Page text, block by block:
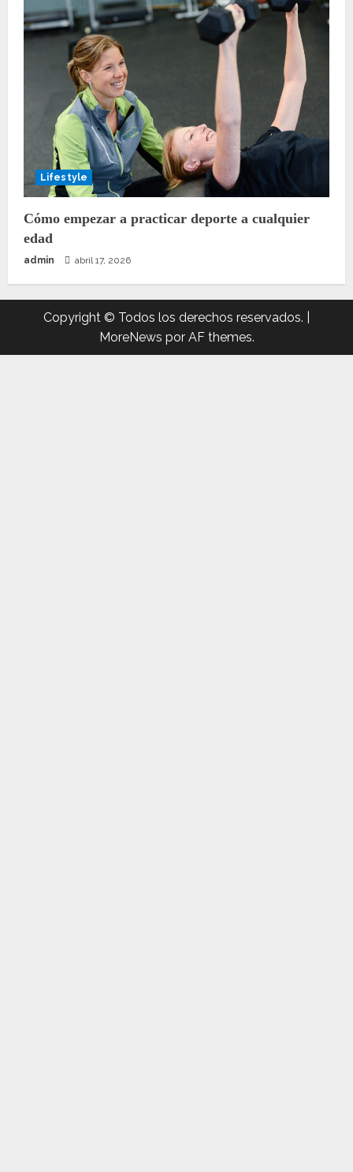
Lifestyle
Cómo empezar a practicar deporte a cualquier
edad
admin abril 17, 2026
Copyright © Todos los derechos reservados.
MoreNews por AF themes.